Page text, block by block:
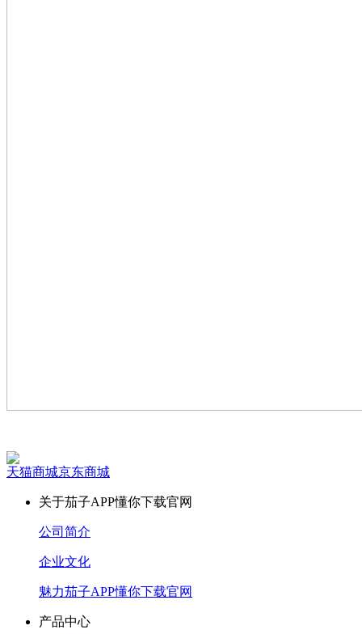
天猫商城京东商城
关于茄子APP懂你下载官网
公司简介
企业文化
魅力茄子APP懂你下载官网
产品中心